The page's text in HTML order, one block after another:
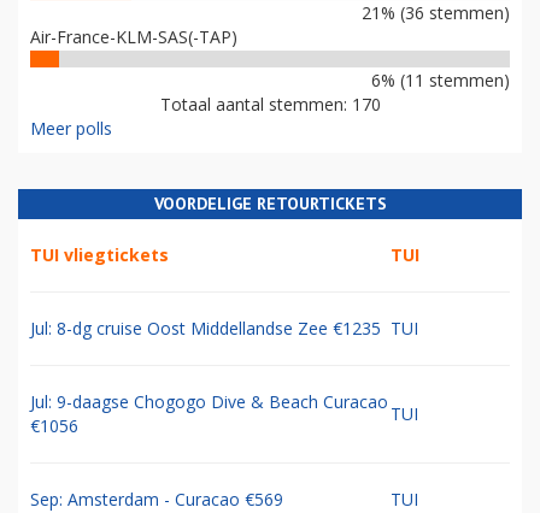
21% (36 stemmen)
Air-France-KLM-SAS(-TAP)
6% (11 stemmen)
Totaal aantal stemmen: 170
Meer polls
VOORDELIGE RETOURTICKETS
TUI vliegtickets TUI
Jul: 8-dg cruise Oost Middellandse Zee €1235 TUI
Jul: 9-daagse Chogogo Dive & Beach Curacao
€1056
TUI
Sep: Amsterdam - Curacao €569 TUI